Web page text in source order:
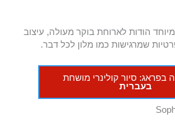
הודות לארוחת בוקר מעולה, עיצוב
שמרגישות כמו מלון לכל דבר.
בפראג: סיור קולינרי מושחת
בעברית